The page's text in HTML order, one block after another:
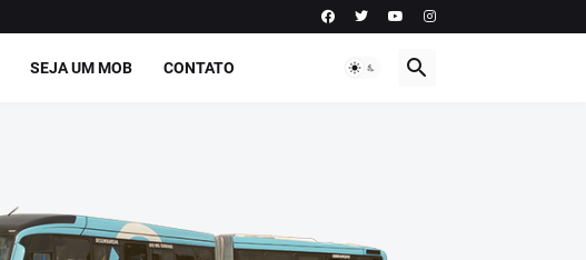
SEJA UM MOB CONTATO